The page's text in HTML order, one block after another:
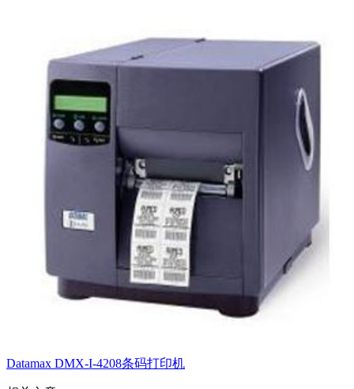
Datamax DMX-I-4208条码打印机